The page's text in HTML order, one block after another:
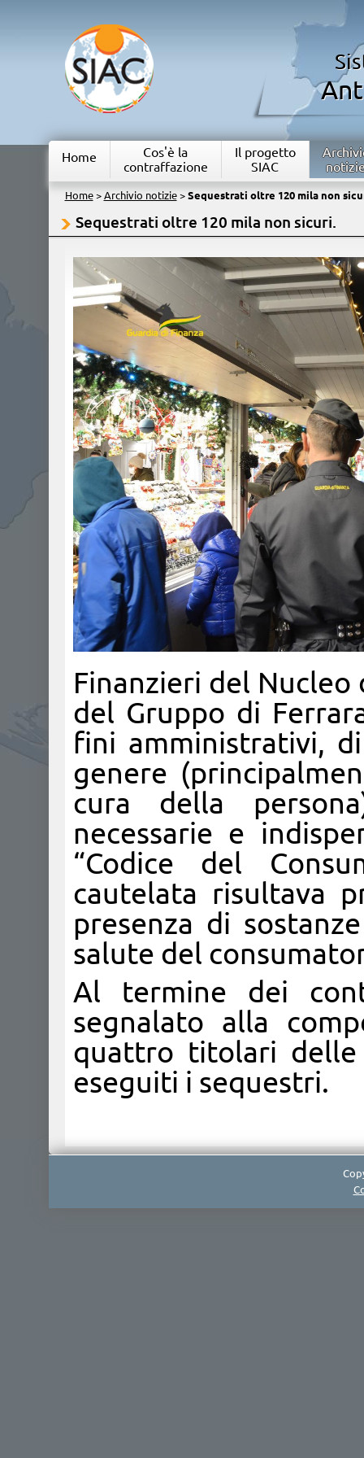
Home
Cos'è la
contraffazione
Il progetto
SIAC
Home> Archivio notizie> Sequestrati oltre 120 mila non
Sequestrati oltre 120 mila non sicuri.
Finanzieri del Nucleo
del Gruppo di
fini amministrativi,
genere
cura della
necessarie e
“Codice del
cautelata risultava
presenza di
salute del
Al termine dei
segnalato alla
quattro titolari
eseguiti i sequestri.